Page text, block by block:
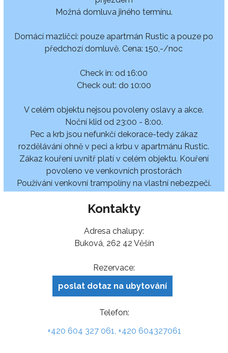
Možná domluva jiného termínu.
Domácí mazlíčci: pouze apartmán Rustic a pouze po
předchozí domluvě. Cena: 150,-/noc
Check in: od 16:00
Check out: do 10:00
V celém objektu nejsou povoleny oslavy a akce.
Noční klid od 23:00 - 8:00.
Pec a krb jsou nefunkčí dekorace-tedy zákaz
rozdělávání ohně v peci a krbu v apartmánu Rustic.
Zákaz kouření uvnitř platí v celém objektu. Kouření
povoleno ve venkovních prostorách
Používání venkovní trampolíny na vlastní nebezpečí.
Kontakty
Adresa chalupy:
Buková, 262 42 Věšín
Rezervace:
poslat dotaz na ubytování
Telefon:
+420 604 327 061, +420 604327061